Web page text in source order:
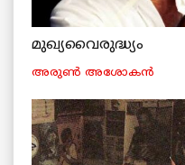
മുഖ്യവൈരുദ്ധ്യം
അരുണ്‍ അശോകൻ